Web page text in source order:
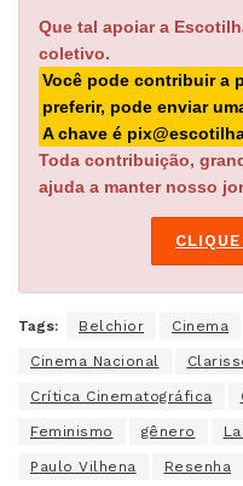
Que tal apoiar a
coletivo.
Você pode contribuir a
preferir, pode enviar
A chave é
Toda contribuição,
ajuda a manter nosso
Tags: Belchior Cinema
Cinema Nacional
Crítica Cinematográfica
Feminismo gênero
Paulo Vilhena Resenha